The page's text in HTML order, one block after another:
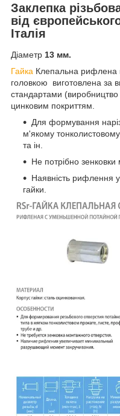
Заклепка
від
Італія
Діаметр 13 мм.
Гайка Клепальна рифлена
головкою виготовлена за
стандартами (виробництво
цинковим покриттям.
Для формування
м'якому тонколистовому
та ін.
Не потрібно
Наявність рифлення
гайки.